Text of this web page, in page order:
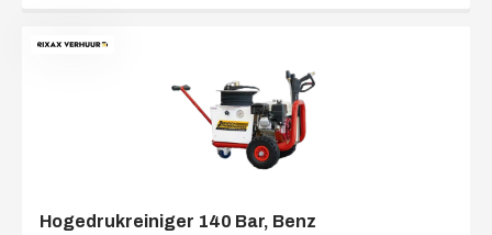
Hogedrukreiniger 140 Bar, Benz